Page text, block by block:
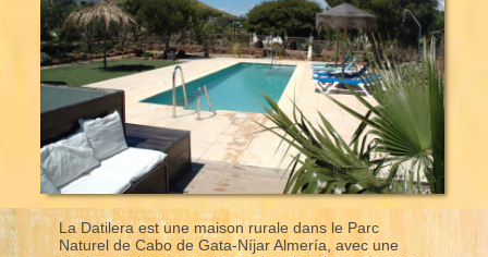
La Datilera est une maison rurale dans le Parc
Naturel de Cabo de Gata-Níjar Almería, avec une